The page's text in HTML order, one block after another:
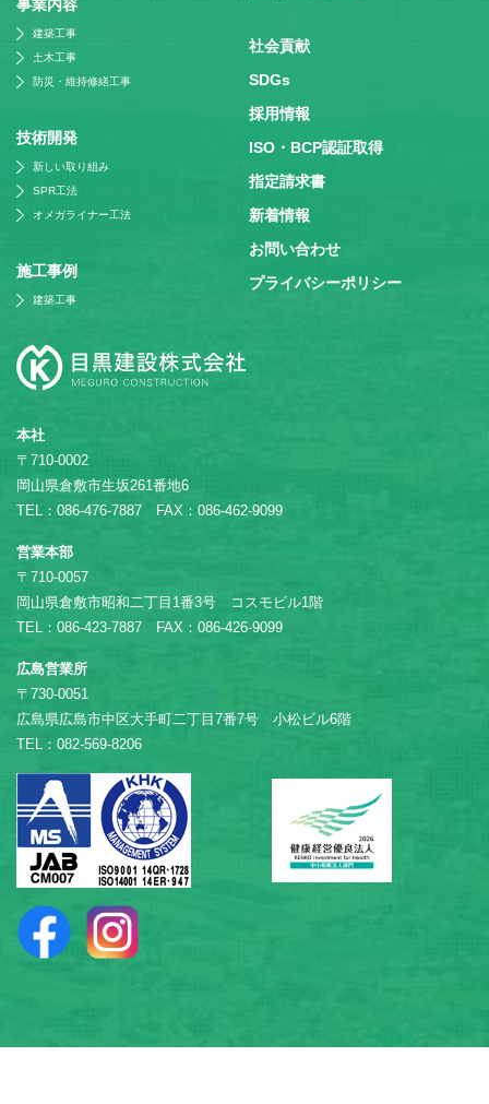
本社
〒710-0002
岡山県倉敷市生坂261番地6
TEL：086-476-7887 FAX：086-462-9099
営業本部
〒710-0057
岡山県倉敷市昭和二丁目1番3号 コスモビル1階
TEL：086-423-7887 FAX：086-426-9099
広島営業所
〒730-0051
広島県広島市中区大手町二丁目7番7号 小松ビル6階
TEL：082-569-8206
事業内容
建築工事
土木工事
防災・維持修繕工事
技術開発
新しい取り組み
SPR工法
オメガライナー工法
施⼯事例
建築工事
社会貢献
SDGs
採⽤情報
ISO・BCP認証取得
指定請求書
新着情報
お問い合わせ
プライバシーポリシー